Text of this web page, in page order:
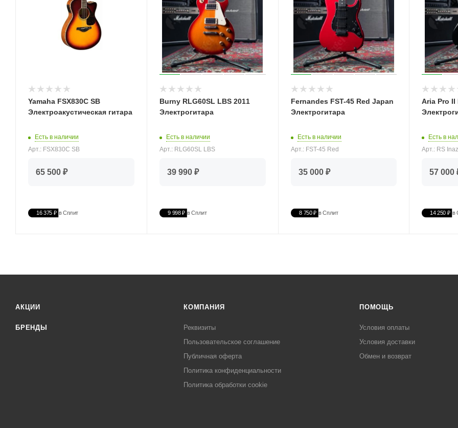
Yamaha FSX830С SB
Электроакустическая гитара
Есть в наличии
Арт.: FSX830С SB
65 500 ₽
16 375 ₽ в Сплит
Burny RLG60SL LBS 2011
Электрогитара
Есть в наличии
Арт.: RLG60SL LBS
39 990 ₽
9 998 ₽ в Сплит
Fernandes FST-45 Red Japan
Электрогитара
Есть в наличии
Арт.: FST-45 Red
35 000 ₽
8 750 ₽ в Сплит
Aria Pro II
Есть в
Арт.: RS
57 000
14 250 ₽ в
АКЦИИ
БРЕНДЫ
КОМПАНИЯ
Реквизиты
Пользовательское соглашение
Публичная оферта
Политика конфиденциальности
Политика обработки cookie
ПОМОЩЬ
Условия оплаты
Условия доставки
Обмен и возврат